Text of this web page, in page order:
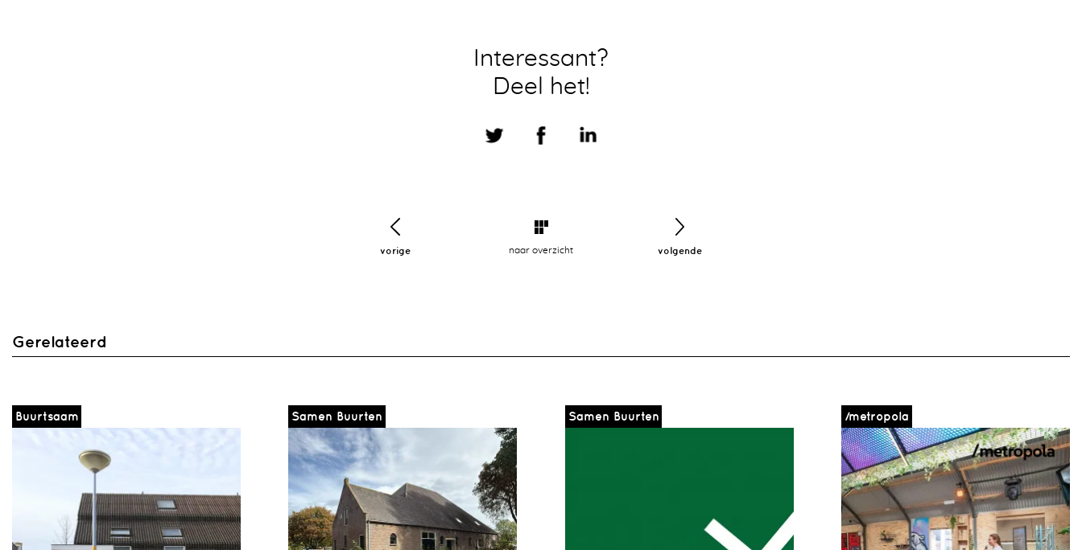
Interessant?
Deel het!
vorige naar overzicht volgende
Gerelateerd
Buurtsaam Samen Buurten Samen Buurten /metropola